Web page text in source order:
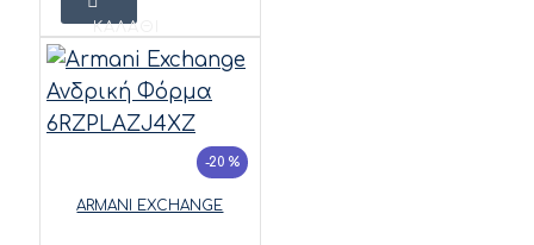
ΚΑΛΆΘΙ
-20 %
ARMANI EXCHANGE